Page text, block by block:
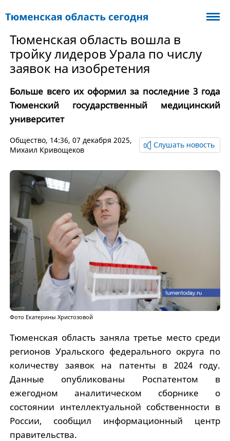
Тюменская область вошла в
тройку лидеров Урала по числу
заявок на изобретения
Больше всего их оформил за последние 3 года
Тюменский государственный медицинский
университет
Общество, 14:36, 07 декабря 2025,
Михаил Кривощеков
Слушать новость
Фото Екатерины Христозовой
Тюменская область заняла третье место среди
регионов Уральского федерального округа по
количеству заявок на патенты в 2024 году.
Данные опубликованы Роспатентом в
ежегодном аналитическом сборнике о
состоянии интеллектуальной собственности в
России, сообщил информационный центр
правительства.